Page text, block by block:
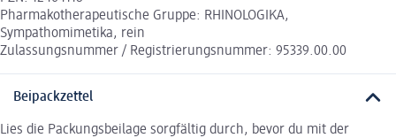
Pharmakotherapeutische Gruppe: RHINOLOGIKA,
Sympathomimetika, rein
Zulassungsnummer / Registrierungsnummer: 95339.00.00
Beipackzettel
Lies die Packungsbeilage sorgfältig durch, bevor du mit der